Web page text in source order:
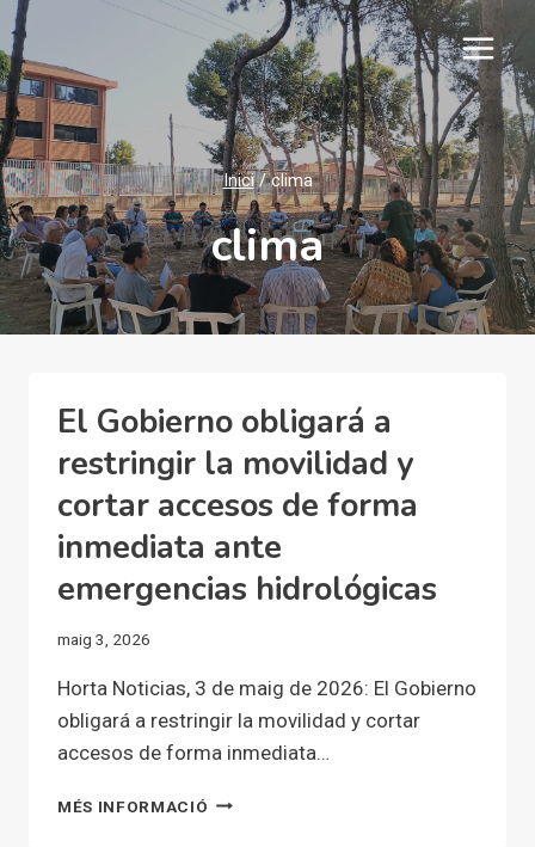
Vés
al
contingut
Inici / clima
clima
El Gobierno obligará a
restringir la movilidad y
cortar accesos de forma
inmediata ante
emergencias hidrológicas
maig 3, 2026
Horta Noticias, 3 de maig de 2026: El Gobierno
obligará a restringir la movilidad y cortar
accesos de forma inmediata…
MÉS INFORMACIÓ EL